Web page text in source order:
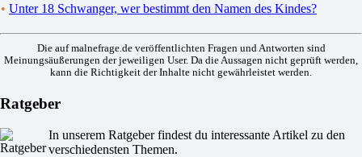
• Unter 18 Schwanger, wer bestimmt den Namen des Kindes?
Die auf malnefrage.de veröffentlichten Fragen und Antworten sind
Meinungsäußerungen der jeweiligen User. Da die Aussagen nicht geprüft werden,
kann die Richtigkeit der Inhalte nicht gewährleistet werden.
Ratgeber
In unserem Ratgeber findest du interessante Artikel zu den
verschiedensten Themen.